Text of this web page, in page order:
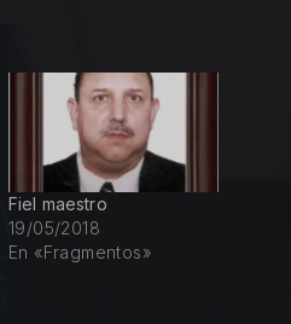
Fiel maestro
19/05/2018
En «Fragmentos»